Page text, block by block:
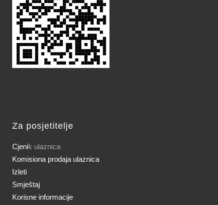
Za posjetitelje
Cjenik ulaznica
Komisiona prodaja ulaznica
Izleti
Smještaj
Korisne informacije